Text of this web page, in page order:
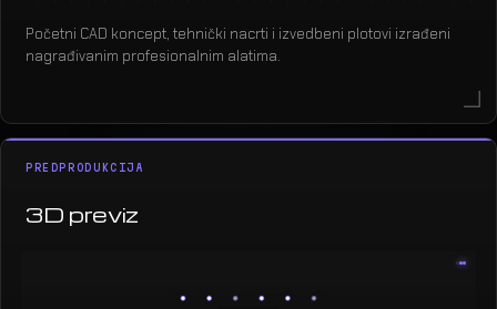
Početni CAD koncept, tehnički nacrti i izvedbeni plotovi izrađeni
nagrađivanim profesionalnim alatima.
PREDPRODUKCIJA
3D previz